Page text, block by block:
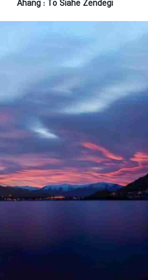
Ahang : To Siahe Zendegi